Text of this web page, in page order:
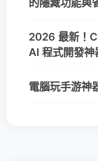
的隱藏功能與
2026 最新！
AI 程式開發神
電腦玩手游神